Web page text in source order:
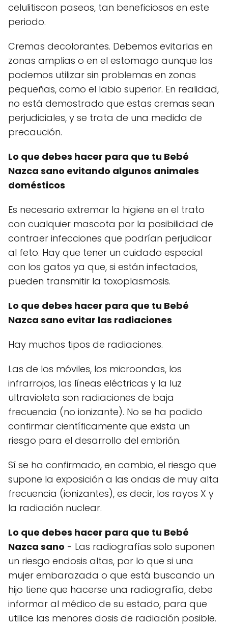
celulitiscon paseos, tan beneficiosos en este
periodo.
Cremas decolorantes. Debemos evitarlas en
zonas amplias o en el estomago aunque las
podemos utilizar sin problemas en zonas
pequeñas, como el labio superior. En realidad,
no está demostrado que estas cremas sean
perjudiciales, y se trata de una medida de
precaución.
Lo que debes hacer para que tu Bebé
Nazca sano evitando algunos animales
domésticos
Es necesario extremar la higiene en el trato
con cualquier mascota por la posibilidad de
contraer infecciones que podrían perjudicar
al feto. Hay que tener un cuidado especial
con los gatos ya que, si están infectados,
pueden transmitir la toxoplasmosis.
Lo que debes hacer para que tu Bebé
Nazca sano evitar las radiaciones
Hay muchos tipos de radiaciones.
Las de los móviles, los microondas, los
infrarrojos, las líneas eléctricas y la luz
ultravioleta son radiaciones de baja
frecuencia (no ionizante). No se ha podido
confirmar científicamente que exista un
riesgo para el desarrollo del embrión.
Sí se ha confirmado, en cambio, el riesgo que
supone la exposición a las ondas de muy alta
frecuencia (ionizantes), es decir, los rayos X y
la radiación nuclear.
Lo que debes hacer para que tu Bebé
Nazca sano - Las radiografías solo suponen
un riesgo endosis altas, por lo que si una
mujer embarazada o que está buscando un
hijo tiene que hacerse una radiografía, debe
informar al médico de su estado, para que
utilice las menores dosis de radiación posible.